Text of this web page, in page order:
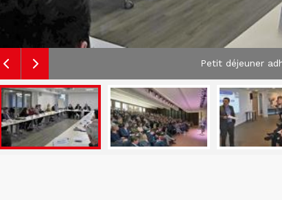
Petit déjeuner